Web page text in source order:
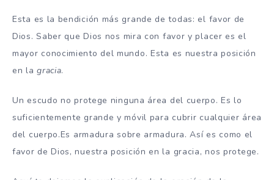
Esta es la bendición más grande de todas: el favor de
Dios. Saber que Dios nos mira con favor y placer es el
mayor conocimiento del mundo. Esta es nuestra posición
en lagracia.
Un escudo no protege ninguna área del cuerpo. Es lo
suficientemente grande y móvil para cubrir cualquier área
del cuerpo.Es armadura sobre armadura. Así es como el
favor de Dios, nuestra posición en la gracia, nos protege.